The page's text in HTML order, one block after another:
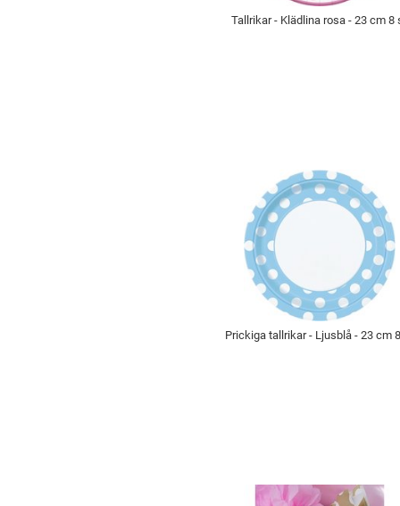
Tallrikar - Klädlina rosa - 23 cm 8
Prickiga tallrikar - Ljusblå - 23 cm